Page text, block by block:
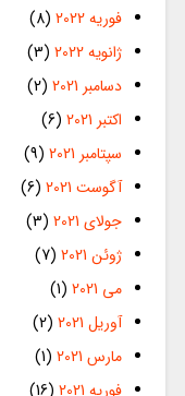
فوریه 2022
(8)
ژانویه 2022
(3)
دسامبر 2021
(2)
اکتبر 2021
(6)
سپتامبر 2021
(9)
آگوست 2021
(6)
جولای 2021
(3)
ژوئن 2021
(7)
می 2021
(1)
آوریل 2021
(2)
مارس 2021
(1)
فوریه 2021
(16)